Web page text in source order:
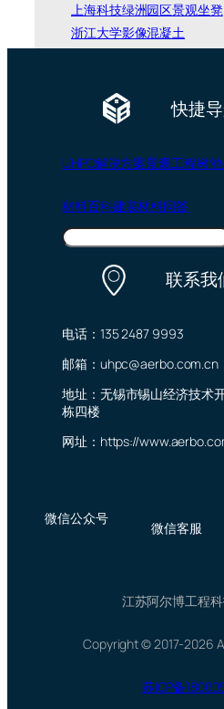
上海科技绿洲园区景观坐凳
浙江大学影像混凝土
快捷
UHPC解决方案景观工程树
材料百科建装材料问答
搜
索
联系我
电话：135 2487 9993
邮箱：uhpc@aerbo.com.cn
地址：无锡市锡山经济技术
栋四楼
网址：https://
微信公众号
微信客服
江苏阿尔博工程
Copyright © 2017-2026
苏ICP备